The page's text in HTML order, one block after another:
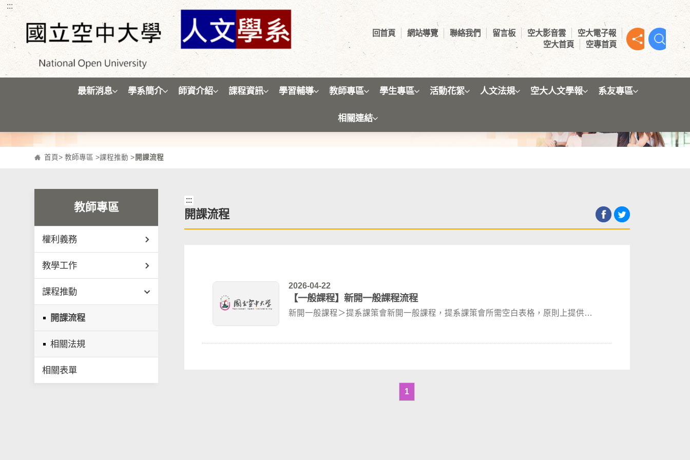
跳到主要內容區塊
:::
回首頁 網站導覽 聯絡我們 留言板 空大影音雲
空大電子報
空大首頁
空專首頁
最新消息 學系簡介 師資介紹 課程資訊 學習輔導 教師專區 學生專區 活動花絮 人文法規 空大人文學報 系友專區
相關連結
教師專區
首頁>教師專區 >課程推動 > 開課流程
教師專區
權利義務
教學工作
課程推動
開課流程
相關法規
相關表單
:::
開課流程
2026-04-22
【一般課程】新開一般課程流程
新開一般課程＞提系課策會新開一般課程，提系課策會所需空白表格，原則上提供附
1